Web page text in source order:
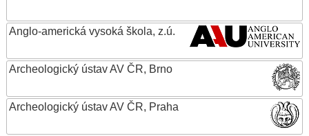
Anglo-americká vysoká škola, z.ú.
Archeologický ústav AV ČR, Brno
Archeologický ústav AV ČR, Praha